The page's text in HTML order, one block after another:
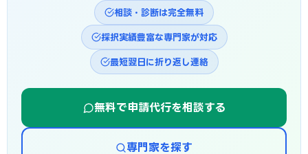
相談・診断は完全無料
採択実績豊富な専門家が対応
最短翌日に折り返し連絡
無料で申請代行を相談する
専門家を探す